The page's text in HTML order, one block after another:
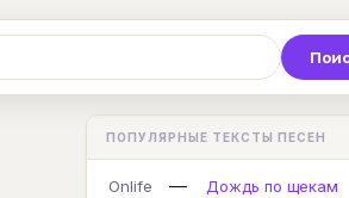
С Т У Ф Х
L M N O P
ПОПУЛЯРНЫЕ ТЕКСТЫ ПЕСЕН
Onlife —
Дождь по щекам